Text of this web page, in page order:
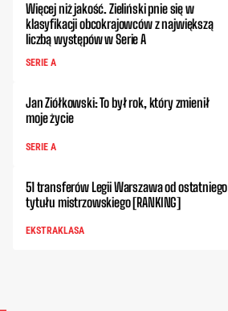
Więcej niż jakość. Zieliński pnie się w
klasyfikacji obcokrajowców z największą
liczbą występów w Serie A
SERIE A
Jan Ziółkowski: To był rok, który zmienił
moje życie
SERIE A
51 transferów Legii Warszawa od ostatniego
tytułu mistrzowskiego [RANKING]
EKSTRAKLASA